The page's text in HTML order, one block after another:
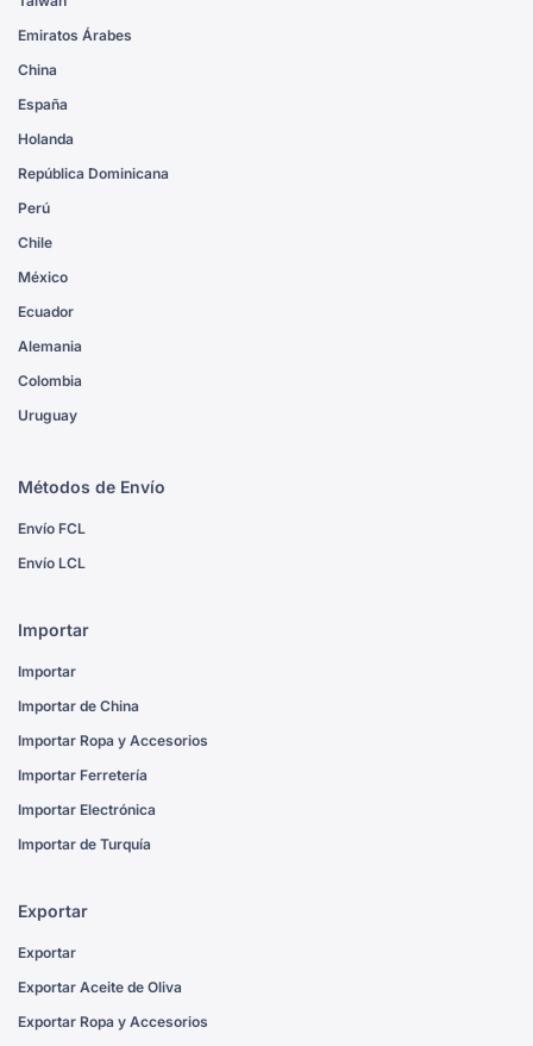
Emiratos Árabes
China
España
Holanda
República Dominicana
Perú
Chile
México
Ecuador
Alemania
Colombia
Uruguay
Métodos de Envío
Envío FCL
Envío LCL
Importar
Importar
Importar de China
Importar Ropa y Accesorios
Importar Ferretería
Importar Electrónica
Importar de Turquía
Exportar
Exportar
Exportar Aceite de Oliva
Exportar Ropa y Accesorios